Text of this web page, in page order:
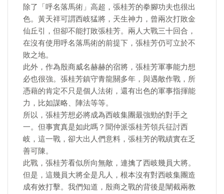
除了「呼名落馬術」高超，張桂芳的拳腳功夫也很出
色。黃天祥可謂西岐猛將，天生神力，曾兩次打敗金
仙丘引，但卻不能打敗張桂芳。兩人大戰三十回合，
在沒有使用呼名落馬術的前提下，張桂芳仍可立於不
敗之地。
此外，作為殷商威名赫赫的宿將，張桂芳軍事能力想
必也很強。張桂芳鎮守青龍關多年，與遇敵作戰，所
憑藉的肯定不只是個人法術，還有出色的軍事指揮能
力，比如謀略、陣法等等。
所以，張桂芳想必將成為西岐集團最強勁的對手之
一。但事實真是如此嗎？聞仲派張桂芳領兵征討西
岐，這一戰，卻大出人們意料，張桂芳的戰績實在乏
善可陳。
此戰，張桂芳看似所向無敵，連擒了西岐幾員大將。
但是，這幾員大將全是凡人，根本沒有對西岐集團造
成有效打擊。我們知道，殷商之戰的背後是闡截兩教